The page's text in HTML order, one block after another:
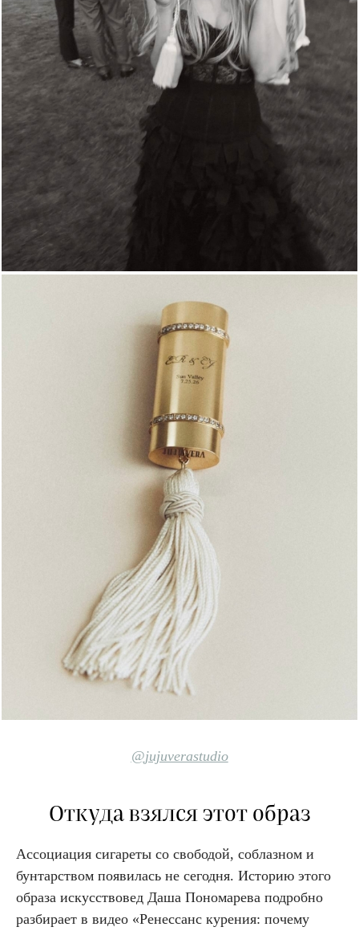
@jujuverastudio
Откуда взялся этот образ
Ассоциация сигареты со свободой, соблазном и
бунтарством появилась не сегодня. Историю этого
образа искусствовед Даша Пономарева подробно
разбирает в видео «Ренессанс курения: почему